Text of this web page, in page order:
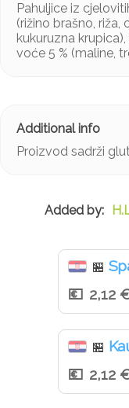
Pahuljice iz
(rižino brašno,
kukuruzna
voće 5 % (maline,
Proizvod sadrži
🏪
2,12
🏪
2,12